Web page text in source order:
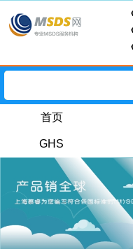
首页
GHS